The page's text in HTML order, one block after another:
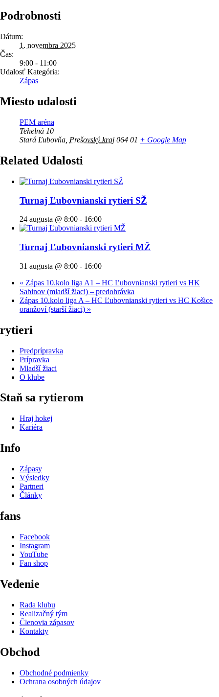
Podrobnosti
Dátum:
1. novembra 2025
Čas:
9:00 - 11:00
Udalosť Kategória:
Zápas
Miesto udalosti
PEM aréna
Tehelná 10
Stará Ľubovňa Prešovský kraj 064 01 + Google Map
Related Udalosti
Turnaj Ľubovnianski rytieri SŽ
24 augusta @ 8:00 - 16:00
Turnaj Ľubovnianski rytieri MŽ
31 augusta @ 8:00 - 16:00
« Zápas 10.kolo liga A1 – HC Ľubovnianski rytieri vs HK
Sabinov (mladší žiaci) – predohrávka
Zápas 10.kolo liga A – HC Ľubovnianski rytieri vs HC Košice
oranžoví (starší žiaci) »
rytieri
Predprípravka
Prípravka
Mladší žiaci
O klube
Staň sa rytierom
Hraj hokej
Kariéra
Info
Zápasy
Výsledky
Partneri
Články
fans
Facebook
Instagram
YouTube
Fan shop
Vedenie
Rada klubu
Realizačný tým
Členovia zápasov
Kontakty
Obchod
Obchodné podmienky
Ochrana osobných údajov